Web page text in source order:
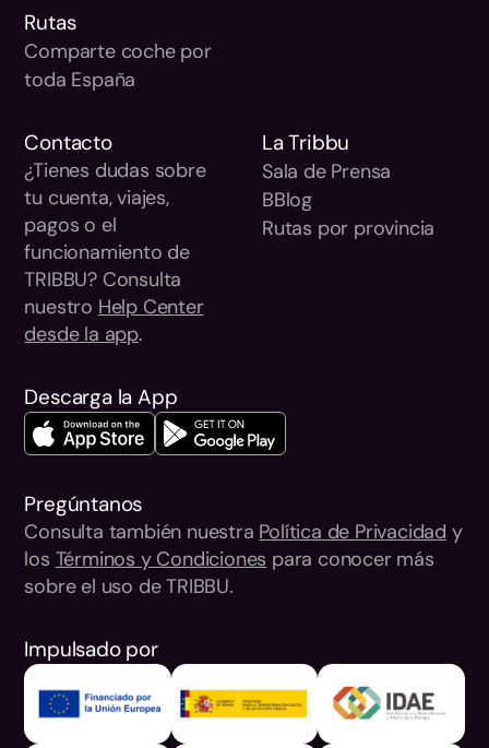
La Tribbu
Sala de Prensa
BBlog
Rutas por provincia
Descarga la App
Contacto
¿Tienes dudas sobre
tu cuenta, viajes,
pagos o el
funcionamiento de
TRIBBU? Consulta
nuestro Help Center
desde la app.
Pregúntanos
Consulta también nuestra Política de Privacidad y
los Términos y Condiciones para conocer más
sobre el uso de TRIBBU.
Impulsado por
Rutas
Comparte coche por
toda España